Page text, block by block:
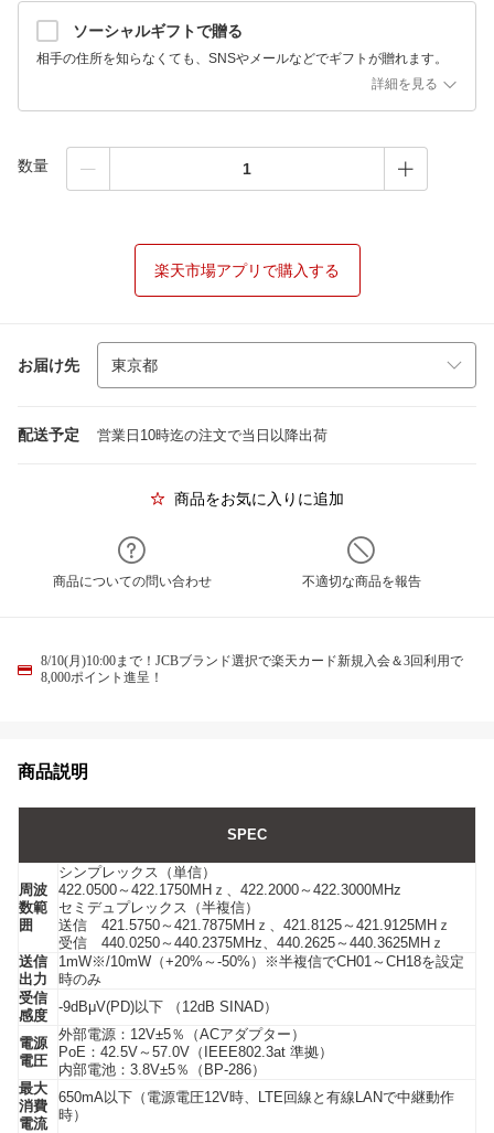
ソーシャルギフトで贈る
相手の住所を知らなくても、SNSやメールなどでギフトが贈れます。
詳細を見る
数量
楽天市場アプリで購入する
お届け先
配送予定 営業日10時迄の注文で当日以降出荷
商品をお気に入りに追加
商品についての問い合わせ 不適切な商品を報告
8/10(月)10:00まで！JCBブランド選択で楽天カード新規入会＆3回利用で
8,000ポイント進呈！
商品説明
SPEC
周波
数範
囲
シンプレックス（単信）
422.0500～422.1750MHｚ、422.2000～422.3000MHz
セミデュプレックス（半複信）
送信 421.5750～421.7875MHｚ、421.8125～421.9125MHｚ
受信 440.0250～440.2375MHz、440.2625～440.3625MHｚ
送信
出力
1mW※/10mW（+20%～-50%）※半複信でCH01～CH18を設定
時のみ
受信
感度
-9dBμV(PD)以下 （12dB SINAD）
電源
電圧
外部電源：12V±5％（ACアダプター）
PoE：42.5V～57.0V（IEEE802.3at 準拠）
内部電池：3.8V±5％（BP-286）
最大
消費
電流
650mA以下（電源電圧12V時、LTE回線と有線LANで中継動作
時）